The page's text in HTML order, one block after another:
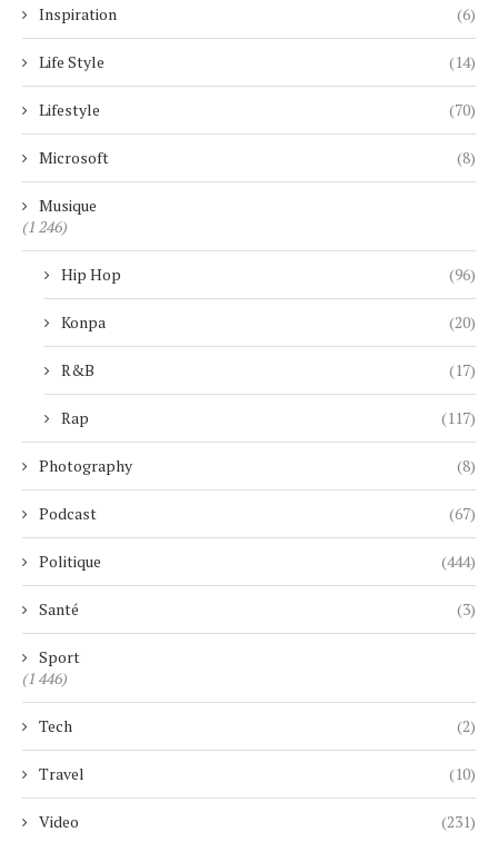
Inspiration (6)
Life Style (14)
Lifestyle (70)
Microsoft (8)
Musique
(1 246)
Hip Hop (96)
Konpa (20)
R&B (17)
Rap (117)
Photography (8)
Podcast (67)
Politique (444)
Santé (3)
Sport
(1 446)
Tech (2)
Travel (10)
Video (231)